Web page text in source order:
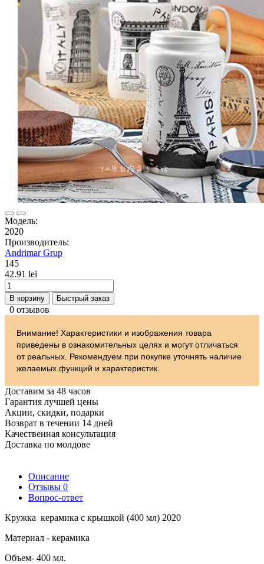
Модель:
2020
Производитель:
Andrimar Grup
145
42.91 lei
В корзину Быстрый заказ
0 отзывов
Внимание! Характеристики и изображения товара
приведены в ознакомительных целях и могут отличаться
от реальных. Рекомендуем при покупке уточнять наличие
желаемых функций и характеристик.
Доставим за 48 часов
Гарантия лучшей цены
Акции, скидки, подарки
Возврат в течении 14 дней
Качественная консультация
Доставка по молдове
Описание
Отзывы 0
Вопрос-ответ
Кружка керамика с крышкой (400 мл) 2020
Материал - керамика
Объем- 400 мл.